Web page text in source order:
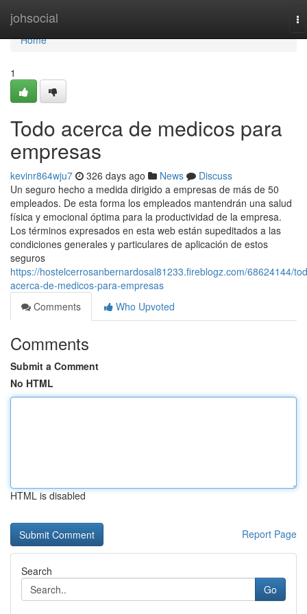
johsocial
Home
Home
1
Todo acerca de medicos para
empresas
kevinr864wju7 326 days ago News
Discuss
Un seguro hecho a medida dirigido a empresas de más de 50
empleados. De esta forma los empleados mantendrán una salud
física y emocional óptima para la productividad de la empresa.
Los términos expresados en esta web están supeditados a las
condiciones generales y particulares de aplicación de estos
seguros
https://hostelcerrosanbernardosal81233.fireblogz.com/68624144/
acerca-de-medicos-para-empresas
Comments
Who Upvoted
Comments
Submit a Comment
No HTML
HTML is disabled
Report Page
Search
Go